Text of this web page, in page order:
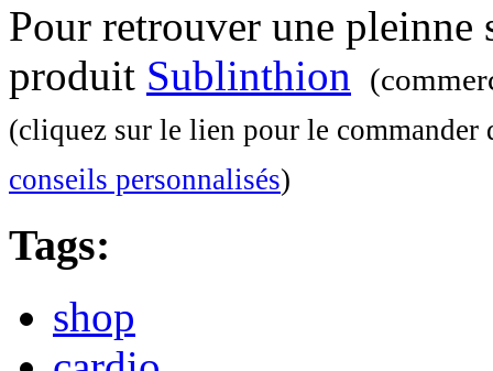
Pour retrouver une pleinne
produit Sublinthion
(cliquez sur le lien pour le commander
conseils personnalisés)
Tags:
shop